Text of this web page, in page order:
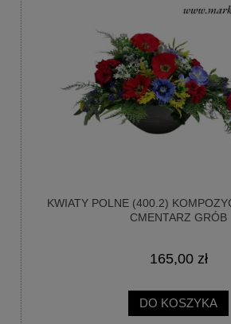
KWIATY POLNE (400.2)
CMENTARZ GRÓB
165,00 zł
DO KOSZYKA